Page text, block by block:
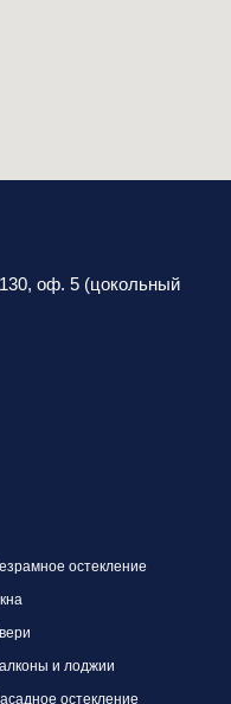
оф. 5 (цокольный
остекление
и лоджии
остекление